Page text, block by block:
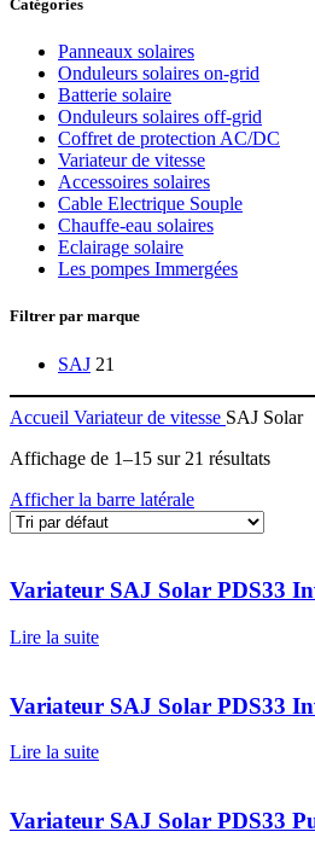
Catégories
Panneaux solaires
Onduleurs solaires on-grid
Batterie solaire
Onduleurs solaires off-grid
Coffret de protection AC/DC
Variateur de vitesse
Accessoires solaires
Cable Electrique Souple
Chauffe-eau solaires
Eclairage solaire
Les pompes Immergées
Filtrer par marque
SAJ 21
Accueil Variateur de vitesse SAJ Solar
Affichage de 1–15 sur 21 résultats
Afficher la barre latérale
Variateur SAJ Solar PDS33
Lire la suite
Variateur SAJ Solar PDS33
Lire la suite
Variateur SAJ Solar PDS33